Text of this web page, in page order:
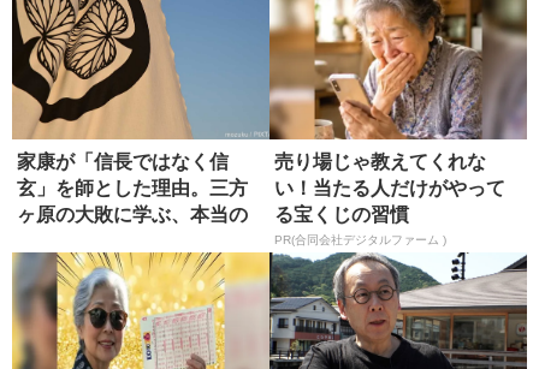
家康が「信長ではなく信
玄」を師とした理由。三方
ヶ原の大敗に学ぶ、本当の
売り場じゃ教えてくれな
い！当たる人だけがやって
る宝くじの習慣
PR(合同会社デジタルファーム )